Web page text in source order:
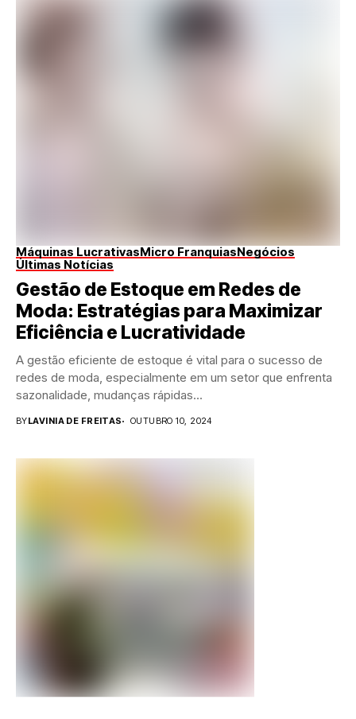
Máquinas LucrativasMicro FranquiasNegócios
Últimas Notícias
Gestão de Estoque em Redes de
Moda: Estratégias para Maximizar
Eficiência e Lucratividade
A gestão eficiente de estoque é vital para o sucesso de
redes de moda, especialmente em um setor que enfrenta
sazonalidade, mudanças rápidas...
BYLAVINIA DE FREITAS OUTUBRO 10, 2024